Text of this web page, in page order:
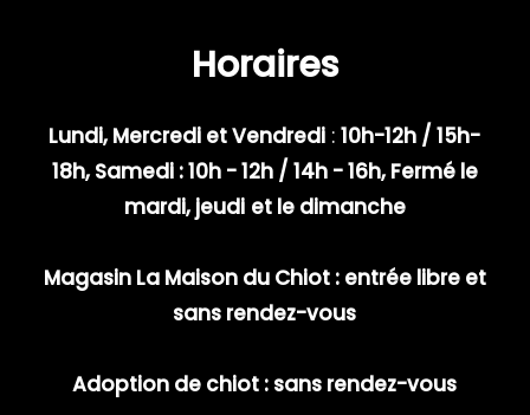
Horaires
Lundi, Mercredi et Vendredi :10h-12h / 15h-
18h, Samedi : 10h - 12h / 14h - 16h, Fermé le
mardi, jeudi et le dimanche
Magasin La Maison du Chiot : entrée libre et
sans rendez-vous
Adoption de chiot : sans rendez-vous